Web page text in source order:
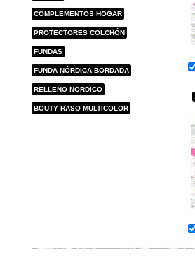
COMPLEMENTOS HOGAR
PROTECTORES COLCHÓN
FUNDAS
FUNDA NÓRDICA BORDADA
RELLENO NORDICO
BOUTY RASO MULTICOLOR